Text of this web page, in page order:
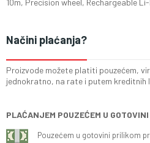
10m, Precision wheel, Rechargeable
Načini plaćanja?
Proizvode možete platiti pouzećem,
jednokratno, na rate i putem kreditnih
PLAĆANJEM POUZEĆEM U GOTOVINI
Pouzećem u gotovini prilikom